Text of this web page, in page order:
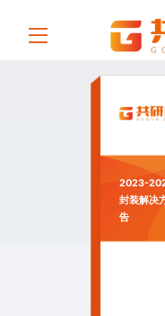
2023-
封装解决
告